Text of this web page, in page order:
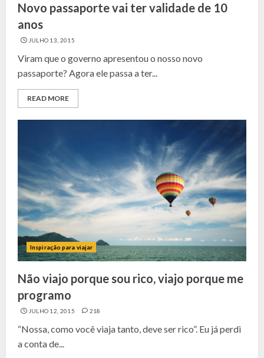
Novo passaporte vai ter validade de 10
anos
JULHO 13, 2015
Viram que o governo apresentou o nosso novo
passaporte? Agora ele passa a ter...
READ MORE
Inspiração para viajar
Não viajo porque sou rico, viajo porque me
programo
JULHO 12, 2015 218
“Nossa, como você viaja tanto, deve ser rico”. Eu já perdi
a conta de...